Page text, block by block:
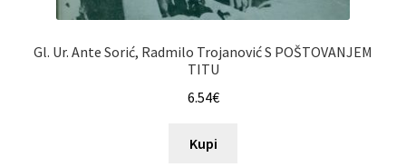
Gl. Ur. Ante Sorić, Radmilo Trojanović S POŠTOVANJEM
TITU
6.54€
Kupi